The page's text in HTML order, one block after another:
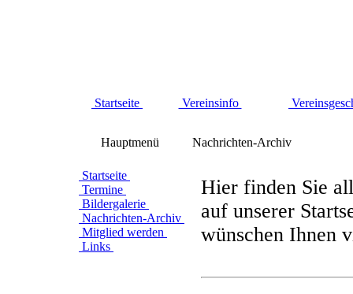
Startseite Vereinsinfo
Hauptmenü
Startseite
Termine
Bildergalerie
Nachrichten-Archiv
Mitglied werden
Links
Nachrichten-Archiv
Hier finden Sie
auf unserer
wünschen Ihnen